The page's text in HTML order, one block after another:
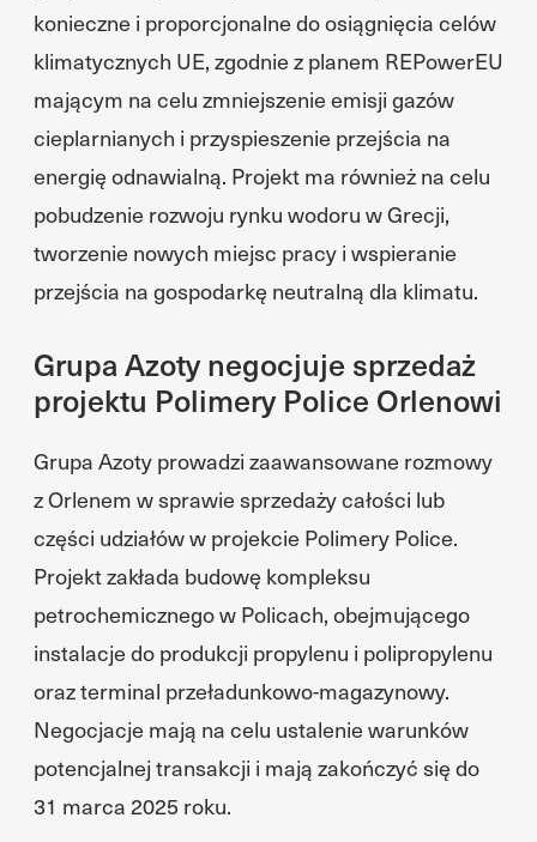
konieczne i proporcjonalne do osiągnięcia celów
klimatycznych UE, zgodnie z planem REPowerEU
mającym na celu zmniejszenie emisji gazów
cieplarnianych i przyspieszenie przejścia na
energię odnawialną. Projekt ma również na celu
pobudzenie rozwoju rynku wodoru w Grecji,
tworzenie nowych miejsc pracy i wspieranie
przejścia na gospodarkę neutralną dla klimatu.
Grupa Azoty negocjuje sprzedaż
projektu Polimery Police Orlenowi
Grupa Azoty prowadzi zaawansowane rozmowy
z Orlenem w sprawie sprzedaży całości lub
części udziałów w projekcie Polimery Police.
Projekt zakłada budowę kompleksu
petrochemicznego w Policach, obejmującego
instalacje do produkcji propylenu i polipropylenu
oraz terminal przeładunkowo-magazynowy.
Negocjacje mają na celu ustalenie warunków
potencjalnej transakcji i mają zakończyć się do
31 marca 2025 roku.